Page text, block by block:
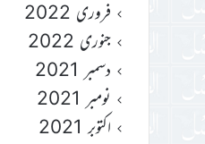
فروری 2022
جنوری 2022
دسمبر 2021
نومبر 2021
اکتوبر 2021